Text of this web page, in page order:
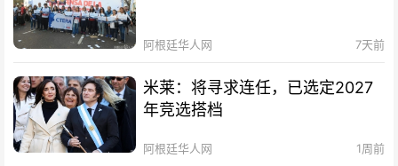
阿根廷华人网 7天前
米莱：将寻求连任，已选定2027
年竞选搭档
阿根廷华人网 1周前